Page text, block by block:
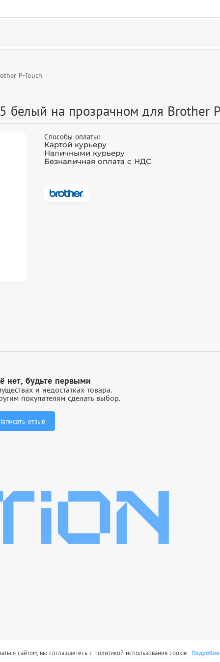
P-Touch
белый на прозрачном для Brother
Способы оплаты:
Картой курьеру
Наличными курьеру
Безналичная оплата с НДС
нет, будьте первыми
и недостатках товара.
покупателям сделать выбор.
отзыв
исключительно информационный характер и ни при каких
сайтом, вы соглашаетесь с политикой использования cookie.